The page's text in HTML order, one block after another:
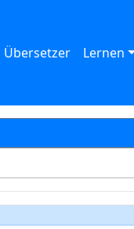
Übersetzer Lernen